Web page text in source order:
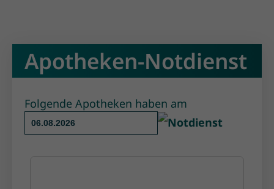
Apotheken-Notdienst
Folgende Apotheken haben am
Notdienst